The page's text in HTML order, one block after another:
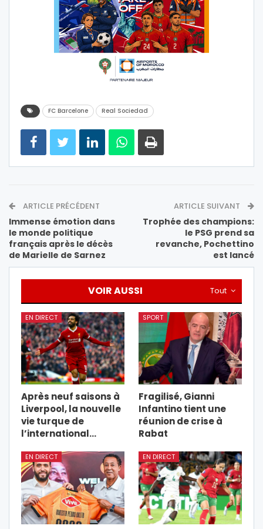
FC Barcelone Real Sociedad
ARTICLE PRÉCÉDENT
Immense émotion dans
le monde politique
français après le décès
de Marielle de Sarnez
ARTICLE SUIVANT
Trophée des champions:
le PSG prend sa
revanche, Pochettino
est lancé
Tout
VOIR AUSSI
EN DIRECT
Après neuf saisons à
Liverpool, la nouvelle
vie turque de
l’international…
SPORT
Fragilisé, Gianni
Infantino tient une
réunion de crise à
Rabat
EN DIRECT EN DIRECT